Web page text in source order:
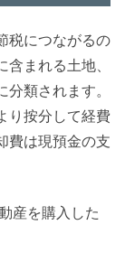
税につながるの
まれる土地、
類されます。
り按分して経費
費は現預金の支
産を購入した